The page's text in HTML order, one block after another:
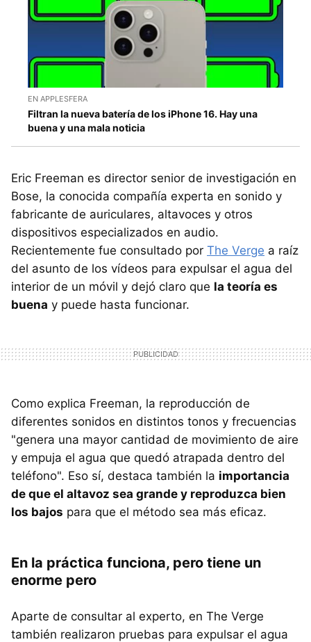
EN APPLESFERA
Filtran la nueva batería de los iPhone 16. Hay una
buena y una mala noticia
Eric Freeman es director senior de investigación en
Bose, la conocida compañía experta en sonido y
fabricante de auriculares, altavoces y otros
dispositivos especializados en audio.
Recientemente fue consultado por The Verge a raíz
del asunto de los vídeos para expulsar el agua del
interior de un móvil y dejó claro que la teoría es
buena y puede hasta funcionar.
Como explica Freeman, la reproducción de
diferentes sonidos en distintos tonos y frecuencias
"genera una mayor cantidad de movimiento de aire
y empuja el agua que quedó atrapada dentro del
teléfono". Eso sí, destaca también la importancia
de que el altavoz sea grande y reproduzca bien
los bajos para que el método sea más eficaz.
En la práctica funciona, pero tiene un
enorme pero
Aparte de consultar al experto, en The Verge
también realizaron pruebas para expulsar el agua